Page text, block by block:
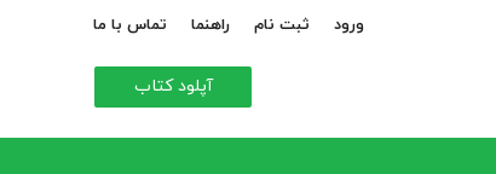
ورود ثبت نام راهنما تماس با ما
آپلود کتاب